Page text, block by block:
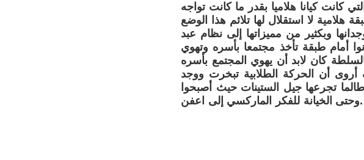
كانت كيانا هلاميا بقدر ما كانت تواجه
لا استقلال لها تلائم هذا الوضع
وبكثير من مميزاتها إلى نظام عبد
أمام طبقة تأخذ مجتمعا بأسره وتهوي
كان لابد أن يهوي المجتمع بأسره
أن الحركة الطلابية تبخرت ووجد
تجرعها جيل الستينات حيث أصبحوا
الخيانة للفكر الماركسي إلى اعفن